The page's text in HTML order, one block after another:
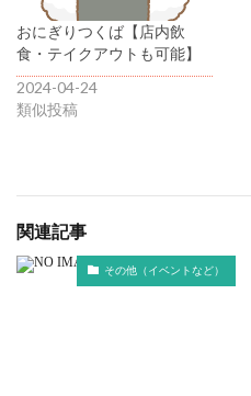
おにぎりつくば【店内飲
食・テイクアウトも可能】
2024-04-24
類似投稿
関連記事
その他（イベントなど）